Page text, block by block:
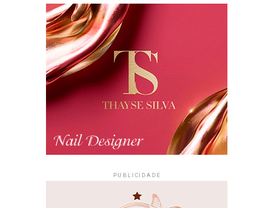
PUBLICIDADE